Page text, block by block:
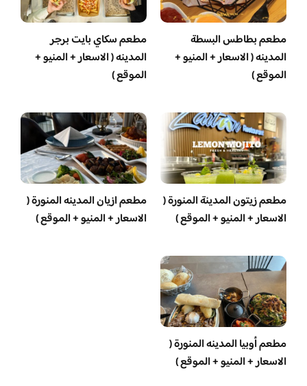
مطعم بطاطس البسطة
المدينه ( الاسعار + المنيو +
الموقع )
مطعم سكاي بايت برجر
المدينه ( الاسعار + المنيو +
الموقع )
مطعم زيتون المدينة المنورة (
الاسعار + المنيو + الموقع )
مطعم ازيان المدينه المنورة (
الاسعار + المنيو + الموقع )
مطعم أوبيا المدينه المنورة (
الاسعار + المنيو + الموقع )